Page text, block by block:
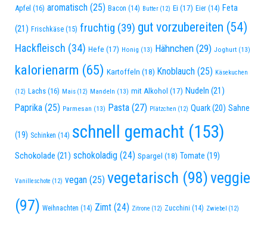
Apfel (16) aromatisch (25) Bacon (14) Butter (12) Ei (17) Eier (14) Feta
(21) Frischkäse (15) fruchtig (39) gut vorzubereiten (54)
Hackfleisch (34) Hefe (17) Honig (13) Hähnchen (29) Joghurt (13)
kalorienarm (65) Kartoffeln (18) Knoblauch (25) Käsekuchen
(12) Lachs (16) Mais (12) Mandeln (13) mit Alkohol (17) Nudeln (21)
Paprika (25) Parmesan (13) Pasta (27) Plätzchen (12) Quark(20) Sahne
(19) Schinken (14) schnell gemacht (153)
Schokolade (21) schokoladig (24) Spargel (18) Tomate (19)
Vanilleschote (12) vegan (25) vegetarisch (98)veggie
(97) Weihnachten (14) Zimt (24) Zitrone (12) Zucchini (14) Zwiebel (12)